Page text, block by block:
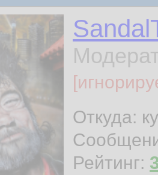
Откуда:
Рейтинг: